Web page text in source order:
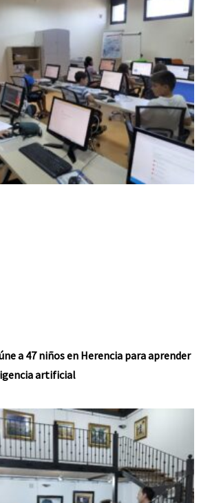
a 47 niños en Herencia para aprender
artificial